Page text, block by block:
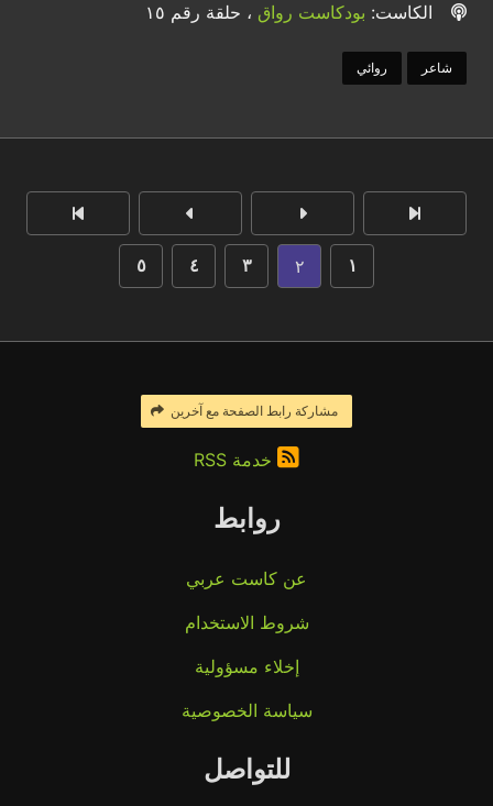
الكاست: بودكاست رواق ، حلقة رقم ١٥
شاعر روائي
١ ٢ ٣ ٤ ٥
مشاركة رابط الصفحة مع آخرين
خدمة RSS
روابط
عن كاست عربي
شروط الاستخدام
إخلاء مسؤولية
سياسة الخصوصية
للتواصل